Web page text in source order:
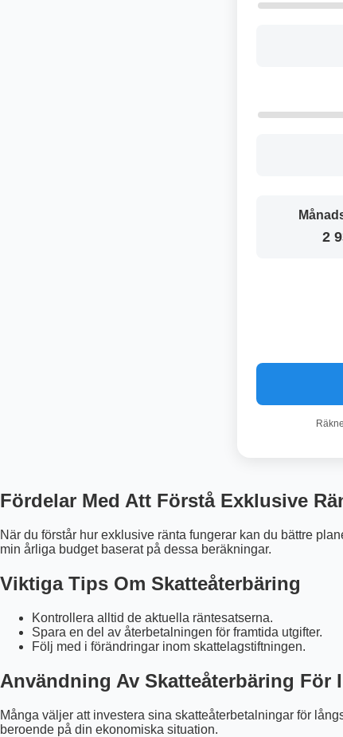
2
Fördelar Med Att Förstå Exklusive
När du förstår hur exklusive ränta fungerar kan du bättre
min årliga budget baserat på dessa beräkningar.
Viktiga Tips Om Skatteåterbäring
Kontrollera alltid de aktuella räntesatserna.
Spara en del av återbetalningen för framtida utgifter.
Följ med i förändringar inom skattelagstiftningen.
Användning Av Skatteåterbäring För
Många väljer att investera sina skatteåterbetalningar för
beroende på din ekonomiska situation.